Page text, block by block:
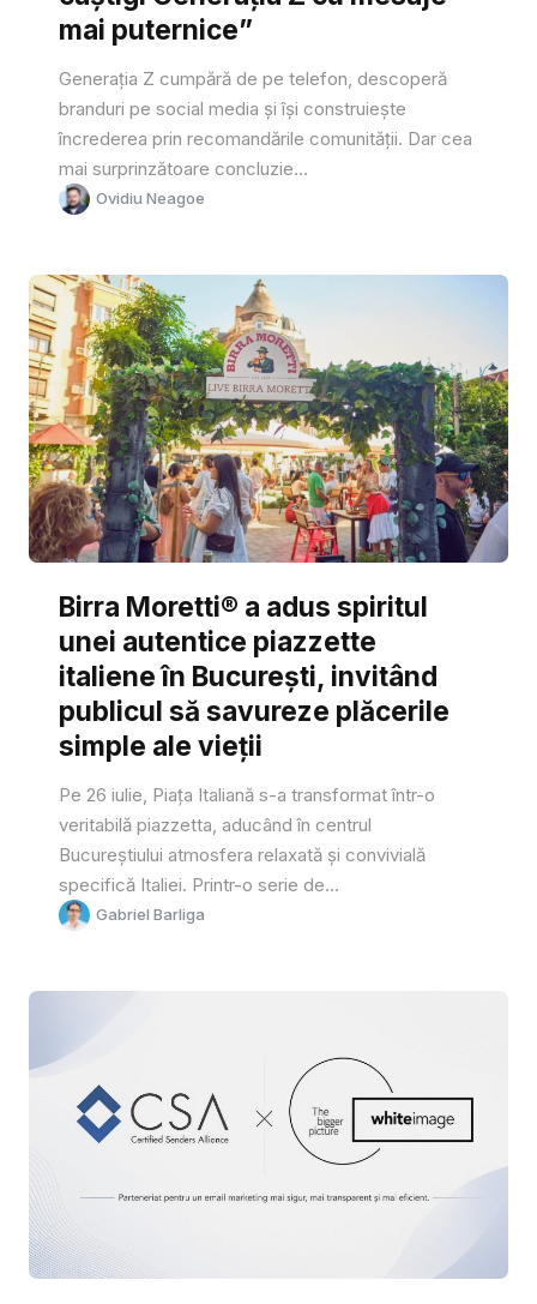
mai puternice”
Generația Z cumpără de pe telefon, descoperă
branduri pe social media și își construiește
încrederea prin recomandările comunității. Dar cea
mai surprinzătoare concluzie...
Ovidiu Neagoe
Birra Moretti® a adus spiritul
unei autentice piazzette
italiene în București, invitând
publicul să savureze plăcerile
simple ale vieții
Pe 26 iulie, Piața Italiană s-a transformat într-o
veritabilă piazzetta, aducând în centrul
Bucureștiului atmosfera relaxată și convivială
specifică Italiei. Printr-o serie de...
Gabriel Barliga